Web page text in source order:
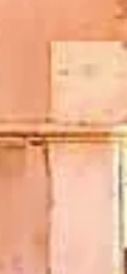
Sant’Angelo —
proprietários.